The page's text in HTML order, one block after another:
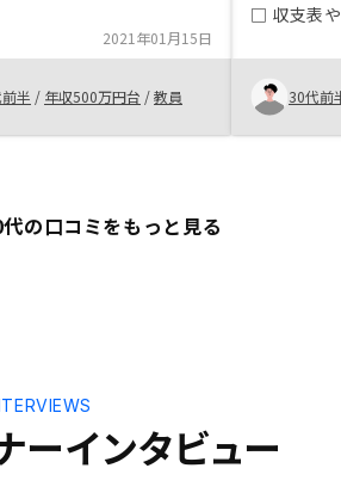
ったらという不安があっ
告を行う。
2021年01月15日
半 / 年収500万円台 /教員
□ 収支表
瞭で隠れ
等もほぼ
た。 □ メ
信早く安
入れ価格
30代前
の口コミをもっと見る
ーインタビュー